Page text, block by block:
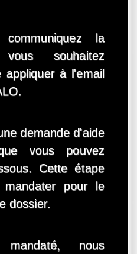
la
souhaitez
appliquer à l'email
demande d'aide
vous pouvez
Cette étape
pour le
dossier.
nous